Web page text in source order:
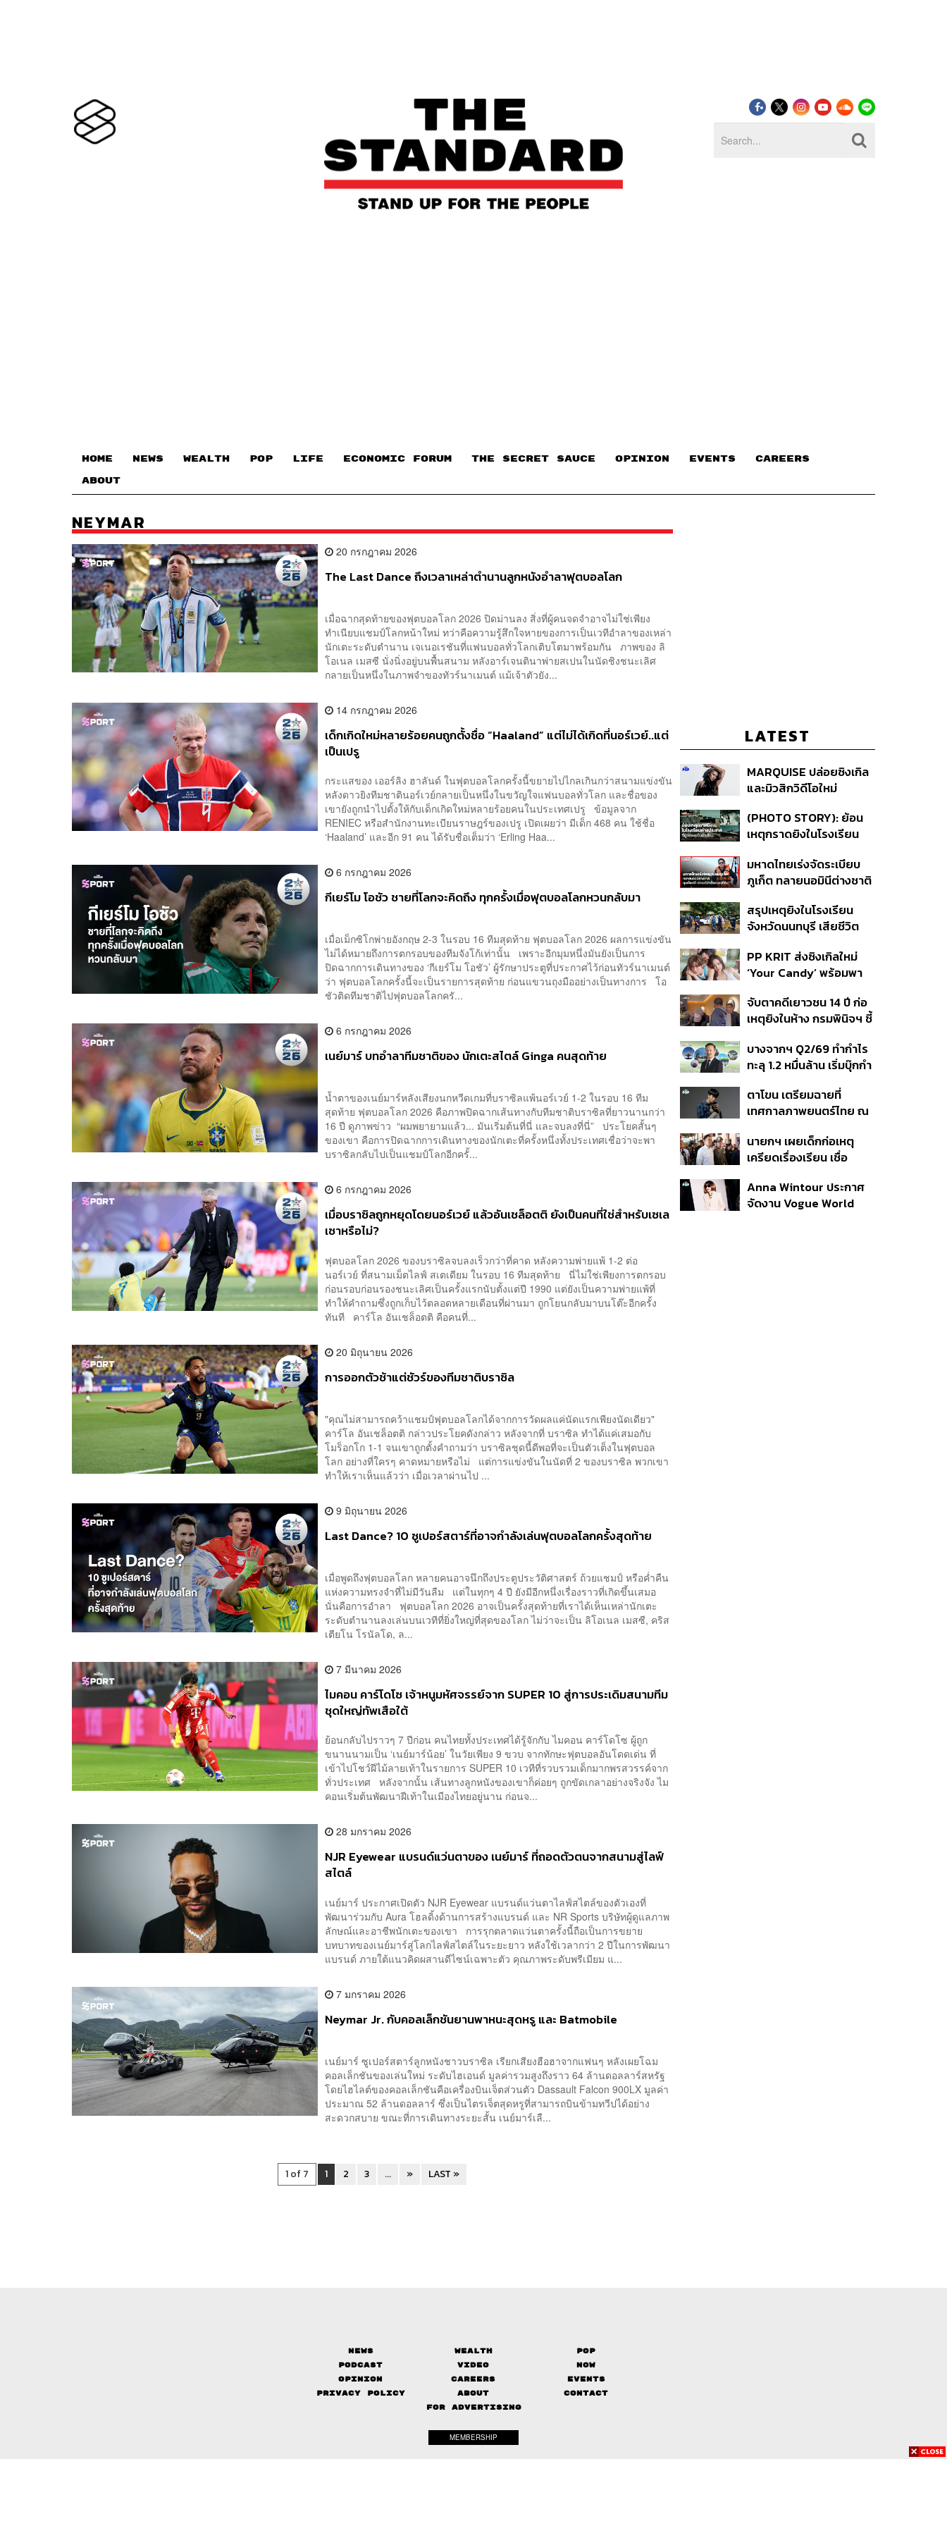
HOME NEWS WEALTH POP LIFE ECONOMIC FORUM THE SECRET SAUCE​ OPINION EVENTS CAREERS
ABOUT
NEYMAR
20 กรกฎาคม 2026
The Last Dance ถึงเวลาเหล่าตำนานลูกหนังอำลาฟุตบอลโลก
เมื่อฉากสุดท้ายของฟุตบอลโลก 2026 ปิดม่านลง สิ่งที่ผู้คนจดจำอาจไม่ใช่เพียง
ทำเนียบแชมป์โลกหน้าใหม่ ทว่าคือความรู้สึกใจหายของการเป็นเวทีอำลาของเหล่า
นักเตะระดับตำนาน เจเนอเรชันที่แฟนบอลทั่วโลกเติบโตมาพร้อมกัน ภาพของ ลิ
โอเนล เมสซี นั่งนิ่งอยู่บนพื้นสนาม หลังอาร์เจนตินาพ่ายสเปนในนัดชิงชนะเลิศ
กลายเป็นหนึ่งในภาพจำของทัวร์นาเมนต์ แม้เจ้าตัวยัง...
14 กรกฎาคม 2026
เด็กเกิดใหม่หลายร้อยคนถูกตั้งชื่อ “Haaland” แต่ไม่ได้เกิดที่นอร์เวย์..แต่
เป็นเปรู
กระแสของ เออร์ลิง ฮาลันด์ ในฟุตบอลโลกครั้งนี้ขยายไปไกลเกินกว่าสนามแข่งขัน
หลังดาวยิงทีมชาตินอร์เวย์กลายเป็นหนึ่งในขวัญใจแฟนบอลทั่วโลก และชื่อของ
เขายังถูกนำไปตั้งให้กับเด็กเกิดใหม่หลายร้อยคนในประเทศเปรู ข้อมูลจาก
RENIEC หรือสำนักงานทะเบียนราษฎร์ของเปรู เปิดเผยว่า มีเด็ก 468 คน ใช้ชื่อ
‘Haaland’ และอีก 91 คน ได้รับชื่อเต็มว่า ‘Erling Haa...
6 กรกฎาคม 2026
กีเยร์โม โอชัว ชายที่โลกจะคิดถึง ทุกครั้งเมื่อฟุตบอลโลกหวนกลับมา
เมื่อเม็กซิโกพ่ายอังกฤษ 2-3 ในรอบ 16 ทีมสุดท้าย ฟุตบอลโลก 2026 ผลการแข่งขัน
ไม่ได้หมายถึงการตกรอบของทีมจังโก้เท่านั้น เพราะอีกมุมหนึ่งมันยังเป็นการ
ปิดฉากการเดินทางของ ‘กีเยร์โม โอชัว’ ผู้รักษาประตูที่ประกาศไว้ก่อนทัวร์นาเมนต์
ว่า ฟุตบอลโลกครั้งนี้จะเป็นรายการสุดท้าย ก่อนแขวนถุงมืออย่างเป็นทางการ โอ
ชัวติดทีมชาติไปฟุตบอลโลกครั...
6 กรกฎาคม 2026
เนย์มาร์ บทอำลาทีมชาติของ นักเตะสไตล์ Ginga คนสุดท้าย
น้ำตาของเนย์มาร์หลังเสียงนกหวีดเกมที่บราซิลแพ้นอร์เวย์ 1-2 ในรอบ 16 ทีม
สุดท้าย ฟุตบอลโลก 2026 คือภาพปิดฉากเส้นทางกับทีมชาติบราซิลที่ยาวนานกว่า
16 ปี ดูภาพข่าว “ผมพยายามแล้ว... มันเริ่มต้นที่นี่ และจบลงที่นี่” ประโยคสั้นๆ
ของเขา คือการปิดฉากการเดินทางของนักเตะที่ครั้งหนึ่งทั้งประเทศเชื่อว่าจะพา
บราซิลกลับไปเป็นแชมป์โลกอีกครั้...
6 กรกฎาคม 2026
เมื่อบราซิลถูกหยุดโดยนอร์เวย์ แล้วอันเชล็อตติ ยังเป็นคนที่ใช่สำหรับเซเล
เซาหรือไม่?
ฟุตบอลโลก 2026 ของบราซิลจบลงเร็วกว่าที่คาด หลังความพ่ายแพ้ 1-2 ต่อ
นอร์เวย์ ที่สนามเม็ตไลฟ์ สเตเดียม ในรอบ 16 ทีมสุดท้าย นี่ไม่ใช่เพียงการตกรอบ
ก่อนรอบก่อนรองชนะเลิศเป็นครั้งแรกนับตั้งแต่ปี 1990 แต่ยังเป็นความพ่ายแพ้ที่
ทำให้คำถามซึ่งถูกเก็บไว้ตลอดหลายเดือนที่ผ่านมา ถูกโยนกลับมาบนโต๊ะอีกครั้ง
ทันที คาร์โล อันเชล็อตติ คือคนที่...
20 มิถุนายน 2026
การออกตัวช้าแต่ชัวร์ของทีมชาติบราซิล
"คุณไม่สามารถคว้าแชมป์ฟุตบอลโลกได้จากการวัดผลแค่นัดแรกเพียงนัดเดียว"
คาร์โล อันเชล็อตติ กล่าวประโยคดังกล่าว หลังจากที่ บราซิล ทำได้แค่เสมอกับ
โมร็อกโก 1-1 จนเขาถูกตั้งคำถามว่า บราซิลชุดนี้ดีพอที่จะเป็นตัวเต็งในฟุตบอล
โลก อย่างที่ใครๆ คาดหมายหรือไม่ แต่การแข่งขันในนัดที่ 2 ของบราซิล พวกเขา
ทำให้เราเห็นแล้วว่า เมื่อเวลาผ่านไป ...
9 มิถุนายน 2026
Last Dance? 10 ซูเปอร์สตาร์ที่อาจกำลังเล่นฟุตบอลโลกครั้งสุดท้าย
เมื่อพูดถึงฟุตบอลโลก หลายคนอาจนึกถึงประตูประวัติศาสตร์ ถ้วยแชมป์ หรือค่ำคืน
แห่งความทรงจำที่ไม่มีวันลืม แต่ในทุกๆ 4 ปี ยังมีอีกหนึ่งเรื่องราวที่เกิดขึ้นเสมอ
นั่นคือการอำลา ฟุตบอลโลก 2026 อาจเป็นครั้งสุดท้ายที่เราได้เห็นเหล่านักเตะ
ระดับตำนานลงเล่นบนเวทีที่ยิ่งใหญ่ที่สุดของโลก ไม่ว่าจะเป็น ลิโอเนล เมสซี, คริส
เตียโน โรนัลโด, ล...
7 มีนาคม 2026
ไมคอน คาร์โดโซ เจ้าหนูมหัศจรรย์จาก SUPER 10 สู่การประเดิมสนามทีม
ชุดใหญ่ทัพเสือใต้
ย้อนกลับไปราวๆ 7 ปีก่อน คนไทยทั้งประเทศได้รู้จักกับ ไมคอน คาร์โดโซ ผู้ถูก
ขนานนามเป็น ‘เนย์มาร์น้อย’ ในวัยเพียง 9 ขวบ จากทักษะฟุตบอลอันโดดเด่น ที่
เข้าไปโชว์ฝีไม้ลายเท้าในรายการ SUPER 10 เวทีที่รวบรวมเด็กมากพรสวรรค์จาก
ทั่วประเทศ หลังจากนั้น เส้นทางลูกหนังของเขาก็ค่อยๆ ถูกขัดเกลาอย่างจริงจัง ไม
คอนเริ่มต้นพัฒนาฝีเท้าในเมืองไทยอยู่นาน ก่อนจ...
28 มกราคม 2026
NJR Eyewear แบรนด์แว่นตาของ เนย์มาร์ ที่ถอดตัวตนจากสนามสู่ไลฟ์
สไตล์
เนย์มาร์ ประกาศเปิดตัว NJR Eyewear แบรนด์แว่นตาไลฟ์สไตล์ของตัวเองที่
พัฒนาร่วมกับ Aura โฮลดิ้งด้านการสร้างแบรนด์ และ NR Sports บริษัทผู้ดูแลภาพ
ลักษณ์และอาชีพนักเตะของเขา การรุกตลาดแว่นตาครั้งนี้ถือเป็นการขยาย
บทบาทของเนย์มาร์สู่โลกไลฟ์สไตล์ในระยะยาว หลังใช้เวลากว่า 2 ปีในการพัฒนา
แบรนด์ ภายใต้แนวคิดผสานดีไซน์เฉพาะตัว คุณภาพระดับพรีเมียม แ...
7 มกราคม 2026
Neymar Jr. กับคอลเล็กชันยานพาหนะสุดหรู และ Batmobile
เนย์มาร์ ซูเปอร์สตาร์ลูกหนังชาวบราซิล เรียกเสียงฮือฮาจากแฟนๆ หลังเผยโฉม
คอลเล็กชันของเล่นใหม่ ระดับไฮเอนด์ มูลค่ารวมสูงถึงราว 64 ล้านดอลลาร์สหรัฐ
โดยไฮไลต์ของคอลเล็กชันคือเครื่องบินเจ็ตส่วนตัว Dassault Falcon 900LX มูลค่า
ประมาณ 52 ล้านดอลลาร์ ซึ่งเป็นไตรเจ็ตสุดหรูที่สามารถบินข้ามทวีปได้อย่าง
สะดวกสบาย ขณะที่การเดินทางระยะสั้น เนย์มาร์เลื...
1 of 7 1 2 3 ... » LAST »
LATEST
MARQUISE ปล่อยซิงเกิล
และมิวสิกวิดีโอใหม่
สัมพันธ์สุด Toxic
(PHOTO STORY): ย้อน
เหตุกราดยิงในโรงเรียน
นักเรียน
มหาดไทยเร่งจัดระเบียบ
ภูเก็ต ทลายนอมินีต่างชาติ
ที่ดิน เคลียร์ใบอนุญาต
โรงแรมค้าง 7 ปี
สรุปเหตุยิงในโรงเรียน
จังหวัดนนทบุรี เสียชีวิต
ปมค้นประวัติคดีกราดยิงที่
สหรัฐฯ
PP KRIT ส่งซิงเกิลใหม่
‘Your Candy’ พร้อมพา
สิกวิดีโอ
จับตาคดีเยาวชน 14 ปี ก่อ
เหตุยิงในห้าง กรมพินิจฯ ชี้
เนื่อง ประเมินปล่อยตัว
บางจากฯ Q2/69 ทำกำไร
ทะลุ 1.2 หมื่นล้าน เริ่มบุ๊กกำ
แรก หนุนรายได้ครึ่งปีทะลุ
3.2 แสนล้าน
ตาโขน เตรียมฉายที่
เทศกาลภาพยนตร์ไทย ณ
นายกฯ เผยเด็กก่อเหตุ
เครียดเรื่องเรียน เชื่อ
กระสุนอีกกว่า 30 นัด หาก
ไม่จบชีวิตตัวเองอาจสูญ
Anna Wintour ประกาศ
จัดงาน Vogue World
News Wealth
Pop
Podcast
Video
Now
Opinion
Careers
Events
Privacy Policy
About
Contact
FOR ADVERTISING
MEMBERSHIP